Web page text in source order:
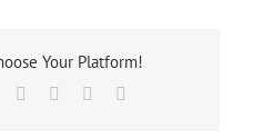
Your Platform!
LinkedIn
TumblrPinterest